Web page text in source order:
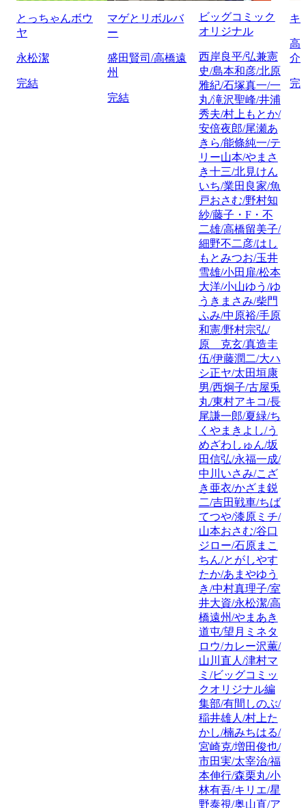
とっちゃんボウ
ヤ
永松潔
完結
マゲとリボルバ
ー
盛田賢司/高橋遠
州
完結
ビッグコミック
オリジナル
西岸良平/弘兼憲
史/島本和彦/北原
雅紀/石塚真一/一
丸/滝沢聖峰/井浦
秀夫/村上もとか/
安倍夜郎/尾瀬あ
きら/能條純一/テ
リー山本/やまさ
き十三/北見けん
いち/業田良家/魚
戸おさむ/野村知
紗/藤子・F・不
二雄/高橋留美子/
細野不二彦/はし
もとみつお/玉井
雪雄/小田扉/松本
大洋/小山ゆう/ゆ
うきまさみ/柴門
ふみ/中原裕/手原
和憲/野村宗弘/
原 克玄/真造圭
伍/伊藤潤二/大ハ
シ正ヤ/太田垣康
男/西炯子/古屋兎
丸/東村アキコ/長
尾謙一郎/夏緑/ち
くやまきよし/う
めざわしゅん/坂
田信弘/永福一成/
中川いさみ/こざ
き亜衣/かざま鋭
二/吉田戦車/ちば
てつや/漆原ミチ/
山本おさむ/谷口
ジロー/石原まこ
ちん/とがしやす
たか/あまやゆう
き/中村真理子/室
井大資/永松潔/高
橋遠州/やまあき
道屯/望月ミネタ
ロウ/カレー沢薫/
山川直人/津村マ
ミ/ビッグコミッ
クオリジナル編
集部/有間しのぶ/
稲井雄人/村上た
かし/楠みちはる/
宮崎克/増田俊也/
市田実/太宰治/福
本伸行/森栗丸/小
林有吾/キリエ/星
野泰視/奥山直/ア
キ
高
介
完